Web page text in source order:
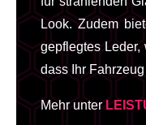
Look. Zudem
gepflegtes
dass Ihr
Mehr unter